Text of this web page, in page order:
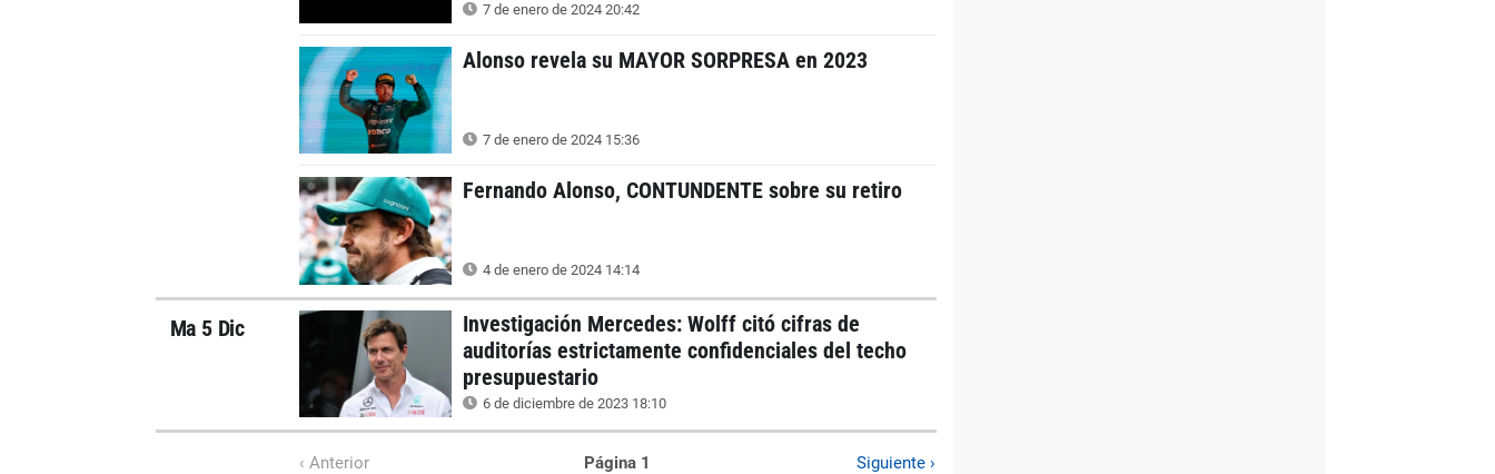
7 de enero de 2024 20:42
Alonso revela su MAYOR SORPRESA en 2023
7 de enero de 2024 15:36
Fernando Alonso, CONTUNDENTE sobre su retiro
4 de enero de 2024 14:14
Ma 5 Dic
Investigación Mercedes: Wolff citó cifras de
auditorías estrictamente confidenciales del techo
presupuestario
6 de diciembre de 2023 18:10
‹ Anterior Página 1 Siguiente ›